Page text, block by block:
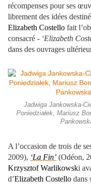
récompenses pour ses
librement des idées
Elizabeth Costello fait
consacré - ‘Elizabeth
dans des ouvrages
Jadwiga Jankowska-
Poniedziałek, Mariusz
A l’occasion de trois de
2009), ‘La Fin’ (Odéon,
Krzysztof Warlikowski
d’Elizabeth Costello dans